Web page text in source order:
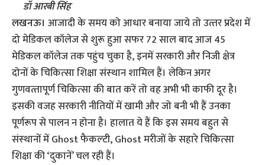
डॉ आरबी सिंह
लखनऊ। आजादी के समय को आधार बनाया जाये तो उत्‍तर प्रदेश में
दो मेडिकल कॉलेज से शुरू हुआ सफर 72 साल बाद आज 45
मेडिकल कॉलेज तक पहुंच चुका है, इनमें सरकारी और निजी क्षेत्र
दोनों के चिकित्‍सा शिक्षा संस्‍थान शामिल हैं। लेकिन अगर
गुणवत्‍तापूर्ण चिकित्‍सा की बात करें तो वह अभी भी काफी दूर है।
इसकी वजह सरकारी नीतियों में खामी और जो बनी भी हैं उनका
पूर्णरूप से पालन न होना है। हालात ये हैं कि इस समय बहुत से
संस्‍थानों में Ghost फैकल्‍टी, Ghost मरीजों के सहारे चिकित्‍सा
शिक्षा की ‘दुकानें’ चल रही हैं।